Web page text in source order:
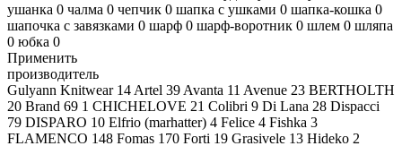
ушанка 0 чалма 0 чепчик 0 шапка с ушками 0 шапка-кошка 0
шапочка с завязками 0 шарф 0 шарф-воротник 0 шлем 0 шляпа
0 юбка 0
Применить
производитель
Gulyann Knitwear 14 Artel 39 Avanta 11 Avenue 23 BERTHOLTH
20 Brand 69 1 CHICHELOVE 21 Colibri 9 Di Lana 28 Dispacci
79 DISPARO 10 Elfrio (marhatter) 4 Felice 4 Fishka 3
FLAMENCO 148 Fomas 170 Forti 19 Grasivele 13 Hideko 2